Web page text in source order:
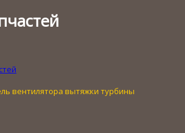
вентилятора вытяжки турбины